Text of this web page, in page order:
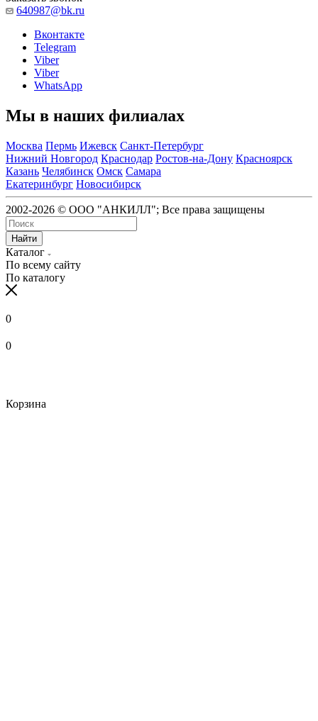
640987@bk.ru
Вконтакте
Telegram
Viber
Viber
WhatsApp
Мы в наших филиалах
Москва Пермь Ижевск Санкт-Петербург
Нижний Новгород Краснодар Ростов-на-Дону Красноярск
Казань Челябинск Омск Самара
Екатеринбург Новосибирск
2002-2026 © ООО "АНКИЛЛ"; Все права защищены
Найти
Каталог
По всему сайту
По каталогу
0
0
Корзина